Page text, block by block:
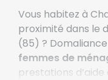
Vous habitez à
proximité dans le
(85) ?
femmes de
prestations